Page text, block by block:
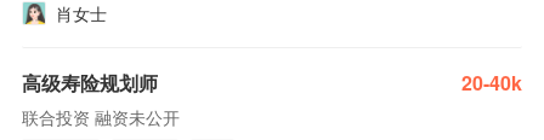
肖女士
高级寿险规划师 20-40k
联合投资 融资未公开